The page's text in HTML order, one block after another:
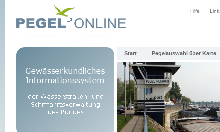
Hilfe
Start Pegelauswahl über Karte